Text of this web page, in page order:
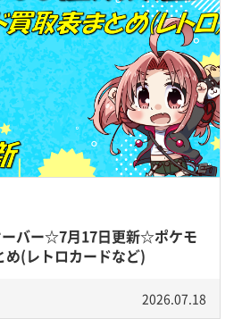
バー☆7月17日更新☆ポケモ
め(レトロカードなど)
2026.07.18